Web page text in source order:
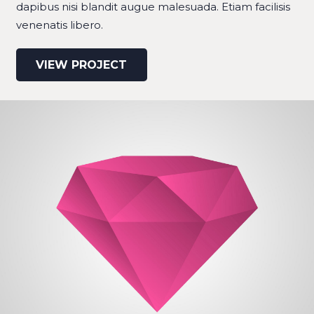
dapibus nisi blandit augue malesuada. Etiam facilisis
venenatis libero.
VIEW PROJECT